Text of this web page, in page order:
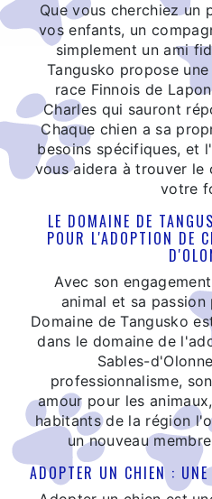
Que vous cherchiez un
vos enfants, un
simplement un ami
Tangusko propose
race Finnois de
Charles qui sauront
Chaque chien a sa
besoins spécifiques, et
vous aidera à trouver le
votre
LE DOMAINE DE
POUR L'ADOPTION DE
Avec son
animal et sa passion
Domaine de Tangusko
dans le domaine de
Sables-
professionnalisme,
amour pour les
habitants de la région
un nouveau
ADOPTER UN CHIEN :